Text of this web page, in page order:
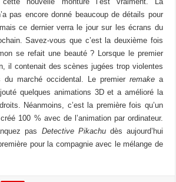
pas encore donné beaucoup de détails pour
ce dernier verra le jour sur les écrans du
Savez-vous que c’est la deuxième fois
se refait une beauté ? Lorsque le premier
il contenait des scènes jugées trop violentes
du marché occidental. Le premier remakea
quelques animations 3D et a amélioré la
Néanmoins, c’est la première fois qu’un
100 % avec de l’animation par ordinateur.
pas Detective Pikachudès aujourd’hui
pour la compagnie avec le mélange de